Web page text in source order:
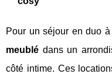
Pour un séjour en duo
meublé dans un
côté intime. Ces